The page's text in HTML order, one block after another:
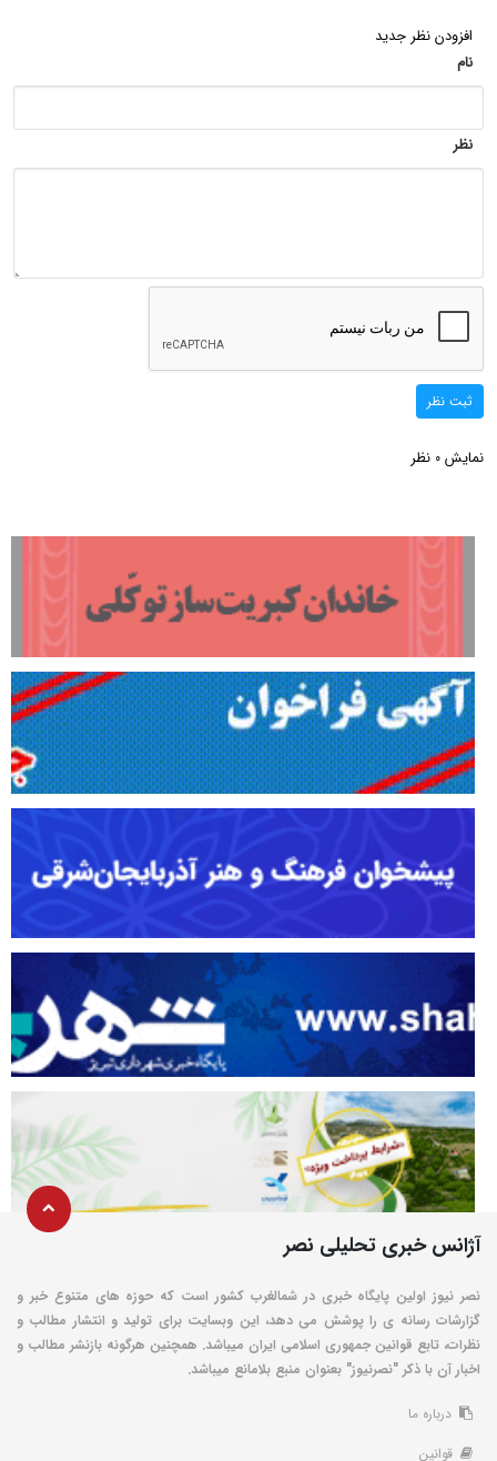
افزودن نظر جدید
نام
نظر
ثبت نظر
نمایش 0 نظر
آژانس خبری تحلیلی نصر
نصر نیوز اولین پایگاه خبری در شمالغرب کشور است که حوزه های متنوع خبر و
گزارشات رسانه ی را پوشش می دهد، این وبسایت برای تولید و انتشار مطالب و
نظرات، تابع قوانین جمهوری اسلامی ایران میباشد. همچنین هرگونه بازنشر مطالب و
اخبار آن با ذکر "نصرنیوز" بعنوان منبع بلامانع میباشد.
درباره ما
قوانین